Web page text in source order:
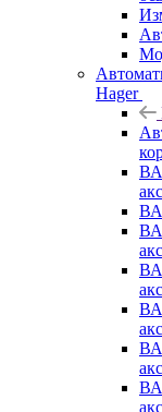
Hager
ВА
ВА
ВА
ВА
ВА
ВА
ВА